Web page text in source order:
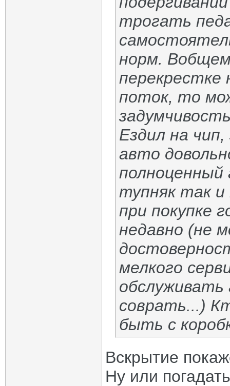
трогать
норм.
перекрестке
поток, то
Ездил на
авто
тупняк так
при покупке
недавно (не
мелкого
соврать...)
быть с
Вскрытие
Ну или